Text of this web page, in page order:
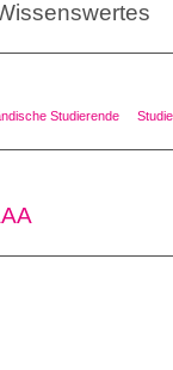
Studierende